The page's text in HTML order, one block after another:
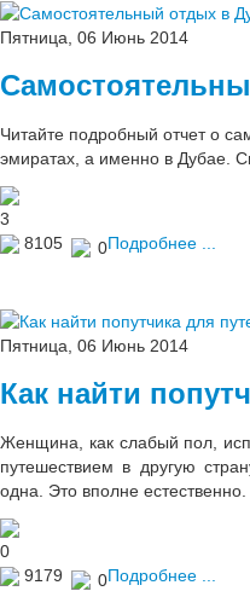
Пятница, 06 Июнь 2014
Читайте подробный отчет о
эмиратах, а именно в Дубае.
3
8105
0Подробнее ...
Пятница, 06 Июнь 2014
Как найти
Женщина, как слабый пол,
путешествием в другую
одна. Это вполне естественно.
0
9179
0Подробнее ...